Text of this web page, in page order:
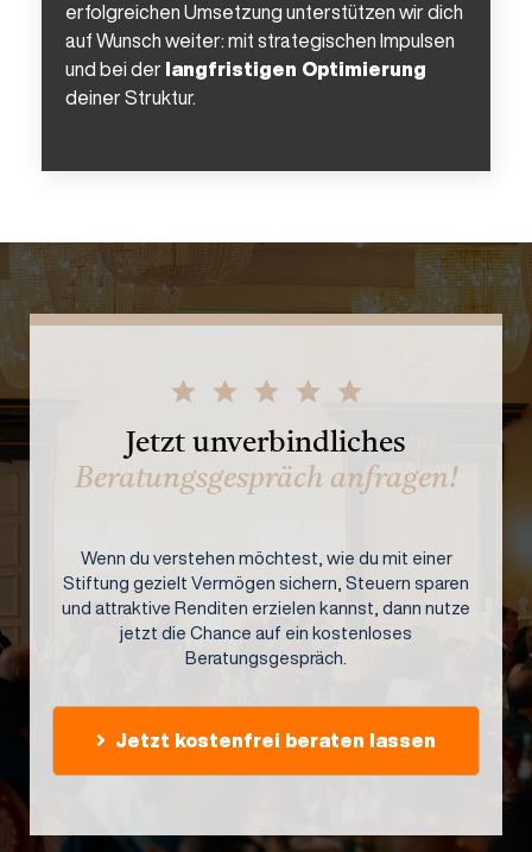
erfolgreichen Umsetzung unterstützen wir dich
auf Wunsch weiter: mit strategischen Impulsen
und bei der
langfristigen Optimierung
deiner Struktur.
Jetzt unverbindliches
Beratungsgespräch anfragen!
Wenn du verstehen möchtest, wie du mit einer
Stiftung gezielt Vermögen sichern, Steuern sparen
und attraktive Renditen erzielen kannst, dann nutze
jetzt die Chance auf ein kostenloses
Beratungsgespräch.
Jetzt kostenfrei beraten lassen